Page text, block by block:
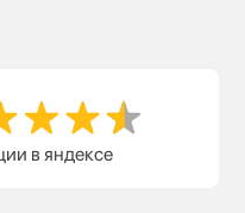
в яндексе